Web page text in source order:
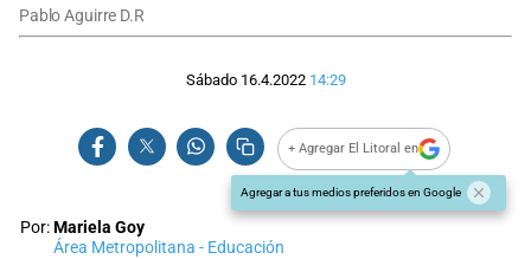
Pablo Aguirre D.R
Sábado 16.4.2022 14:29
+ Agregar El Litoral en
Agregar a tus medios preferidos en Google
Por:Mariela Goy
Área Metropolitana - Educación